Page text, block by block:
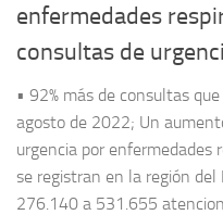
enfermedades
consultas de
• 92% más de consultas
agosto de 2022; Un
urgencia por enfermedades
se registran en la región del
276.140 a 531.655